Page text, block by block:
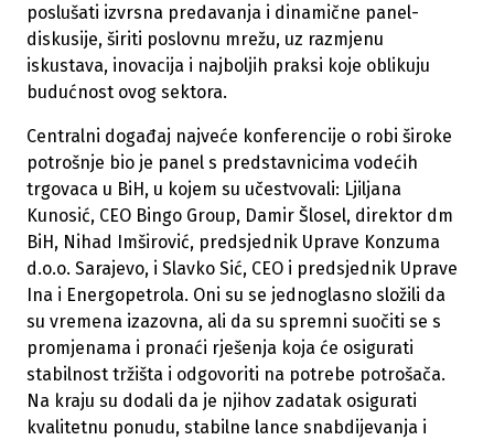
poslušati izvrsna predavanja i dinamične panel-
diskusije, širiti poslovnu mrežu, uz razmjenu
iskustava, inovacija i najboljih praksi koje oblikuju
budućnost ovog sektora.
Centralni događaj najveće konferencije o robi široke
potrošnje bio je panel s predstavnicima vodećih
trgovaca u BiH, u kojem su učestvovali: Ljiljana
Kunosić, CEO Bingo Group, Damir Šlosel, direktor dm
BiH, Nihad Imširović, predsjednik Uprave Konzuma
d.o.o. Sarajevo, i Slavko Sić, CEO i predsjednik Uprave
Ina i Energopetrola. Oni su se jednoglasno složili da
su vremena izazovna, ali da su spremni suočiti se s
promjenama i pronaći rješenja koja će osigurati
stabilnost tržišta i odgovoriti na potrebe potrošača.
Na kraju su dodali da je njihov zadatak osigurati
kvalitetnu ponudu, stabilne lance snabdijevanja i